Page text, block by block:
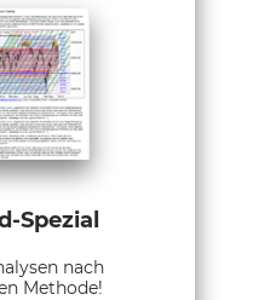
Spezial
nach
Methode!